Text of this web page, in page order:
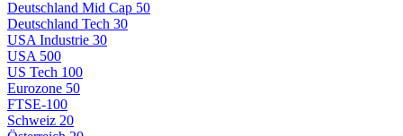
Deutschland Mid Cap 50
Deutschland Tech 30
USA Industrie 30
USA 500
US Tech 100
Eurozone 50
FTSE-100
Schweiz 20